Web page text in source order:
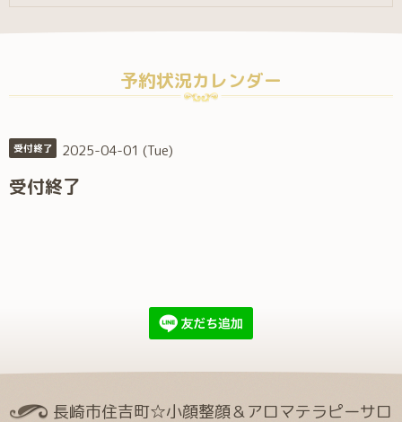
予約状況カレンダー
受付終了 2025-04-01 (Tue)
受付終了
長崎市住吉町☆小顔整顔＆アロマテラピーサロ